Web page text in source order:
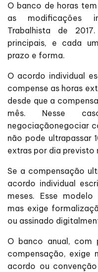
O banco de horas
as modificações
Trabalhista de
principais, e cada
prazo e forma.
O acordo individual
compense as horas
desde que a
mês. Nesse
negociaçãonegociar
não pode ultrapassar
extras por dia
Se a compensação
acordo individual
meses. Esse
mas exige
ou assinado
O banco anual, com
compensação, exige
acordo ou